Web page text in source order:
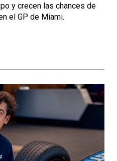
y crecen las chances de
el GP de Miami.